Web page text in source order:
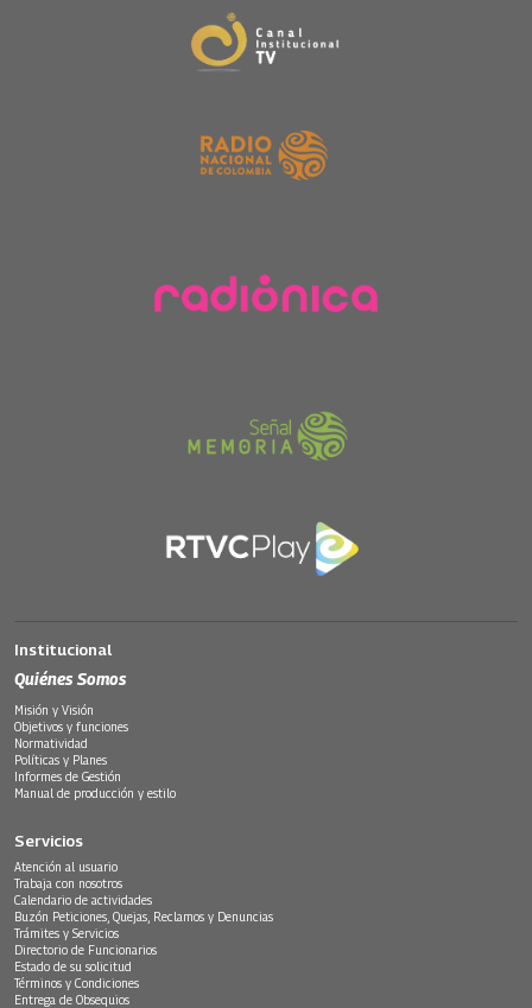
Institucional
Quiénes Somos
Misión y Visión
Objetivos y funciones
Normatividad
Políticas y Planes
Informes de Gestión
Manual de producción y estilo
Servicios
Atención al usuario
Trabaja con nosotros
Calendario de actividades
Buzón Peticiones, Quejas, Reclamos y Denuncias
Trámites y Servicios
Directorio de Funcionarios
Estado de su solicitud
Términos y Condiciones
Entrega de Obsequios